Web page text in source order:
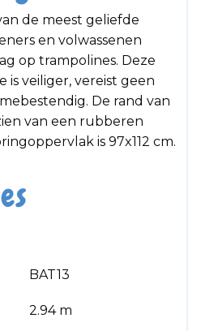
de meest geliefde
en volwassenen
op trampolines. Deze
is veiliger, vereist geen
De rand van
van een rubberen
is 97x112 cm.
BAT13
2.94 m